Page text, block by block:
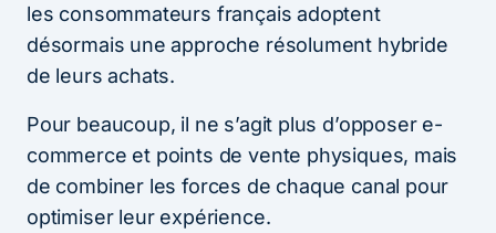
les consommateurs français adoptent
désormais une approche résolument hybride
de leurs achats.
Pour beaucoup, il ne s’agit plus d’opposer e-
commerce et points de vente physiques, mais
de combiner les forces de chaque canal pour
optimiser leur expérience.